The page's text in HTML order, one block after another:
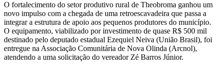
O fortalecimento do setor produtivo rural de Theobroma ganhou um
novo impulso com a chegada de uma retroescavadeira que passa a
integrar a estrutura de apoio aos pequenos produtores do município.
O equipamento, viabilizado por investimento de quase R$ 500 mil
destinado pelo deputado estadual Ezequiel Neiva (União Brasil), foi
entregue na Associação Comunitária de Nova Olinda (Arcnol),
atendendo a uma solicitação do vereador Zé Barros Júnior.